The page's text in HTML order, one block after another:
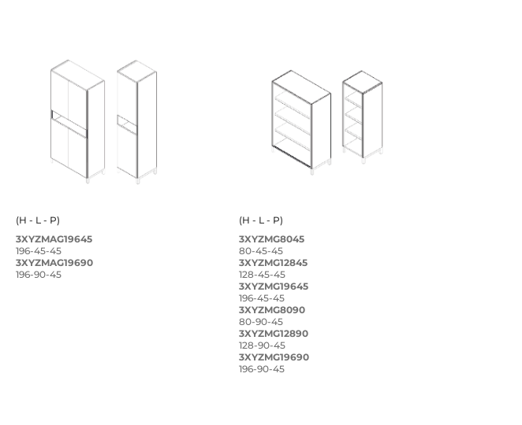
(H - L - P)
3XYZMAG19645
196-45-45
3XYZMAG19690
196-90-45
(H - L - P)
3XYZMG8045
80-45-45
3XYZMG12845
128-45-45
3XYZMG19645
196-45-45
3XYZMG8090
80-90-45
3XYZMG12890
128-90-45
3XYZMG19690
196-90-45